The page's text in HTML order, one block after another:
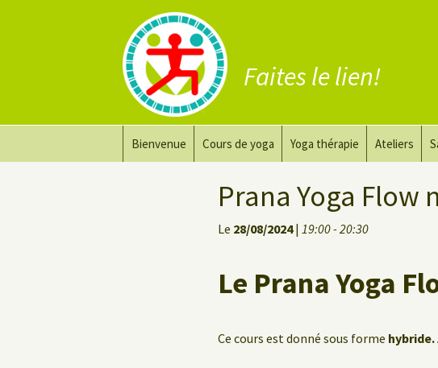
Faites le lien!
Bienvenue Cours de yoga
Yoga de récupération
Yoga thérapie
Le yoga pour guérir
Ateliers
Prana Yoga Flow
Le 28/08/2024| 19:00 - 20:30
Le Prana Yoga
Ce cours est donné sous forme hybride.